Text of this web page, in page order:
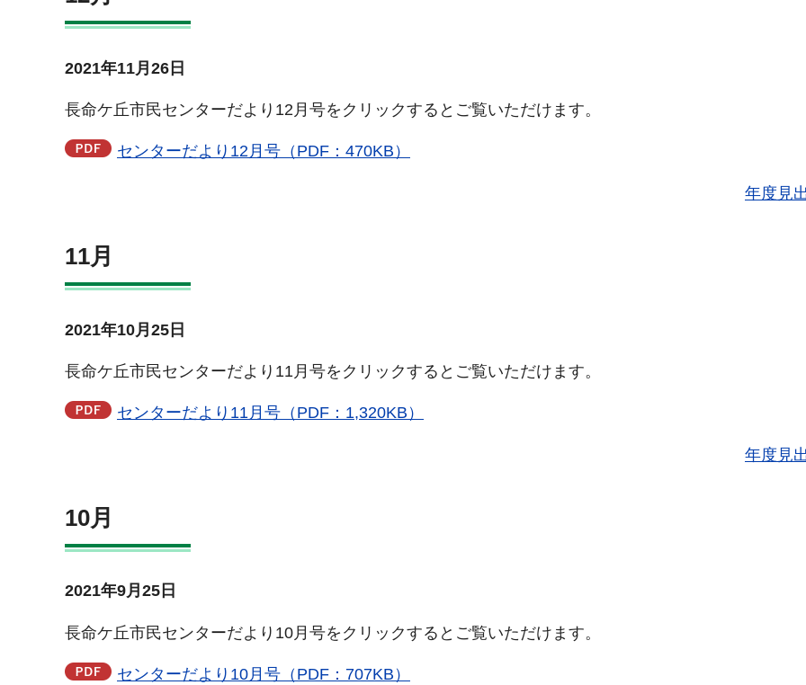
2021年11月26日
長命ケ丘市民センターだより12月号をクリックするとご覧いただけます。
センターだより12月号（PDF：470KB）
年度見
11月
2021年10月25日
長命ケ丘市民センターだより11月号をクリックするとご覧いただけます。
センターだより11月号（PDF：1,320KB）
年度見
10月
2021年9月25日
長命ケ丘市民センターだより10月号をクリックするとご覧いただけます。
センターだより10月号（PDF：707KB）